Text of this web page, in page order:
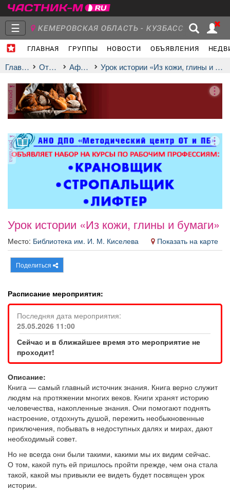
☰ КЕМЕРОВСКАЯ ОБЛАСТЬ - КУЗБАСС
ГЛАВНАЯ ГРУППЫ НОВОСТИ ОБЪЯВЛЕНИЯ
Объявления Недвижимость Услуги
Товары Поздравления
ТВ программа
Главная Отдых афиша Урок истории «Из кожи, глины и бумаги»
реклама
реклама
Урок истории «Из кожи, глины и бумаги»
Место: Библиотека им. И. М. Киселева Показать на карте
Поделиться
Расписание мероприятия:
Последняя дата мероприятия:
25.05.2026 11:00
Сейчас и в ближайшее время это мероприятие не
проходит!
Описание:
Книга — самый главный источник знания. Книга верно служит
людям на протяжении многих веков. Книги хранят историю
человечества, накопленные знания. Они помогают поднять
настроение, отдохнуть душой, пережить необыкновенные
приключения, побывать в недоступных далях и мирах, дают
необходимый совет.
Но не всегда они были такими, какими мы их видим сейчас.
О том, какой путь ей пришлось пройти прежде, чем она стала
такой, какой мы привыкли ее видеть будет посвящен урок
истории.